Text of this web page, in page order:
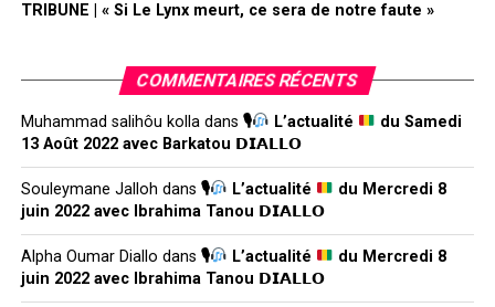
TRIBUNE | « Si Le Lynx meurt, ce sera de notre faute »
COMMENTAIRES RÉCENTS
Muhammad salihôu kolladans 🎙 L’actualité
du Samedi
13 Août 2022 avec Barkatou 𝗗𝗜𝗔𝗟𝗟𝗢
Souleymane Jalloh dans 🎙 L’actualité
du Mercredi 8
juin 2022 avec Ibrahima Tanou 𝗗𝗜𝗔𝗟𝗟𝗢
Alpha Oumar Diallo dans 🎙 L’actualité
du Mercredi 8
juin 2022 avec Ibrahima Tanou 𝗗𝗜𝗔𝗟𝗟𝗢